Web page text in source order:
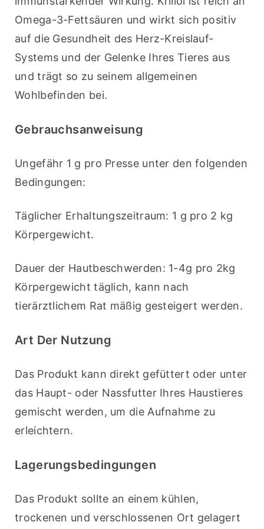
Omega-3-Fettsäuren und wirkt sich positiv
auf die Gesundheit des Herz-Kreislauf-
Systems und der Gelenke Ihres Tieres aus
und trägt so zu seinem allgemeinen
Wohlbefinden bei.
Gebrauchsanweisung
Ungefähr 1 g pro Presse unter den folgenden
Bedingungen:
Täglicher Erhaltungszeitraum: 1 g pro 2 kg
Körpergewicht.
Dauer der Hautbeschwerden: 1-4g pro 2kg
Körpergewicht täglich, kann nach
tierärztlichem Rat mäßig gesteigert werden.
Art Der Nutzung
Das Produkt kann direkt gefüttert oder unter
das Haupt- oder Nassfutter Ihres Haustieres
gemischt werden, um die Aufnahme zu
erleichtern.
Lagerungsbedingungen
Das Produkt sollte an einem kühlen,
trockenen und verschlossenen Ort gelagert